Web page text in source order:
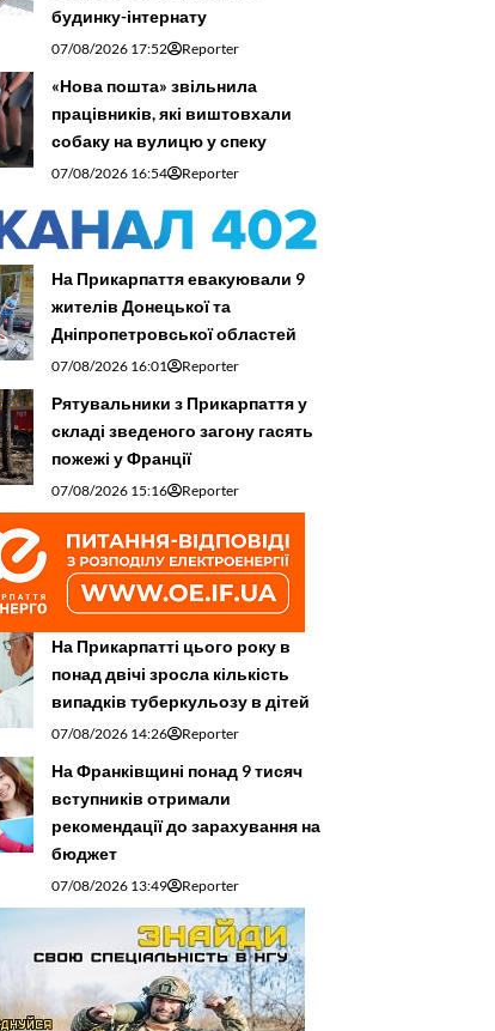
будинку-інтернату
07/08/2026 17:52 Reporter
«Нова пошта» звільнила
працівників, які виштовхали
собаку на вулицю у спеку
07/08/2026 16:54 Reporter
На Прикарпаття евакуювали 9
жителів Донецької та
Дніпропетровської областей
07/08/2026 16:01 Reporter
Рятувальники з Прикарпаття у
складі зведеного загону гасять
пожежі у Франції
07/08/2026 15:16 Reporter
На Прикарпатті цього року в
понад двічі зросла кількість
випадків туберкульозу в дітей
07/08/2026 14:26 Reporter
На Франківщині понад 9 тисяч
вступників отримали
рекомендації до зарахування на
бюджет
07/08/2026 13:49 Reporter